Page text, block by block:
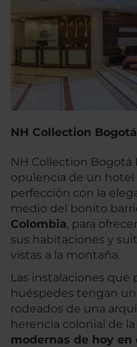
NH Collection
NH Collection Bogotá
opulencia de un hotel
perfección con la
medio del bonito
Colombia, para
sus habitaciones y
vistas a la montaña.
Las instalaciones
huéspedes tengan
rodeados de una
herencia colonial de la
modernas de hoy en